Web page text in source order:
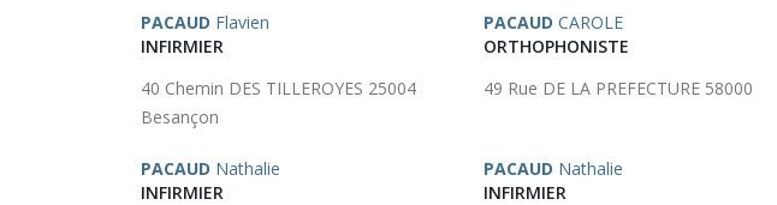
PACAUD Flavien
INFIRMIER
40 Chemin DES TILLEROYES 25004
Besançon
PACAUD CAROLE
ORTHOPHONISTE
49 Rue DE LA PREFECTURE 58000
PACAUD Nathalie
INFIRMIER
PACAUD Nathalie
INFIRMIER